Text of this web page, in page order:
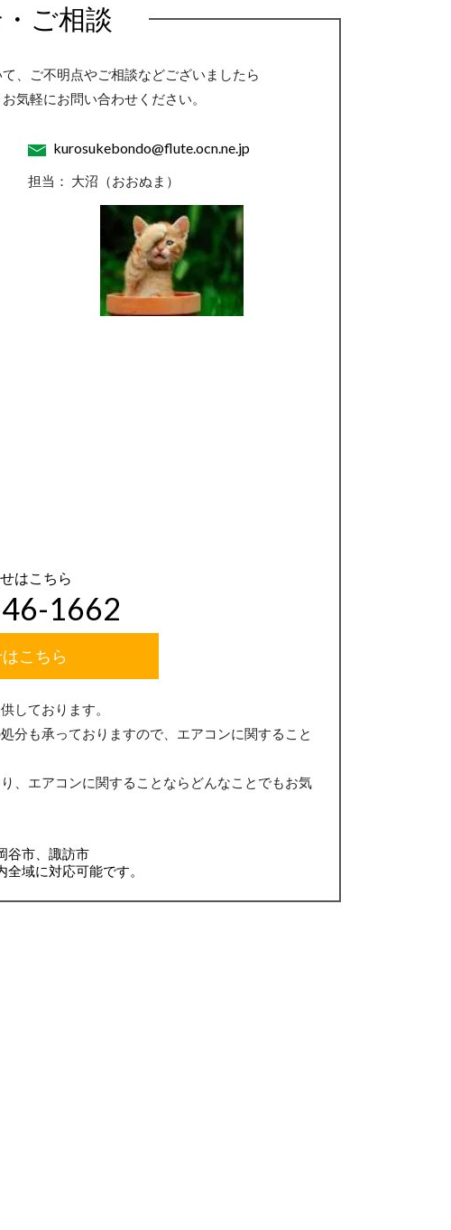
ご相談
、ご不明点やご相談などございましたら
気軽にお問い合わせください。
kurosukebondo@flute.ocn.ne.jp
担当： 大沼（おおぬま）
はこちら
1662
こちら
しております。
分も承っておりますので、エアコンに関すること
、エアコンに関することならどんなことでもお気
谷市、諏訪市
域に対応可能です。